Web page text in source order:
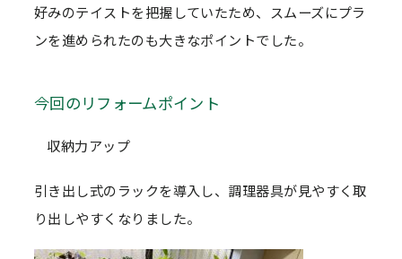
好みのテイストを把握していたため、スムーズにプラ
ンを進められたのも大きなポイントでした。
今回のリフォームポイント
収納力アップ
引き出し式のラックを導入し、調理器具が見やすく取
り出しやすくなりました。